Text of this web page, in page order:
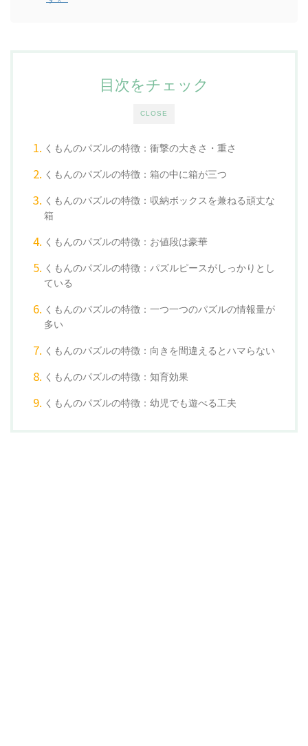
CLOSE
目次をチェック
くもんのパズルの特徴：衝撃の大きさ・重さ
くもんのパズルの特徴： 箱の中に箱が三つ
くもんのパズルの特徴：収納ボックスを兼ねる頑丈な
箱
くもんのパズルの特徴：お値段は豪華
くもんのパズルの特徴：パズルピースがしっかりとし
ている
くもんのパズルの特徴：一つ一つのパズルの情報量が
多い
くもんのパズルの特徴：向きを間違えるとハマらない
くもんのパズルの特徴：知育効果
くもんのパズルの特徴：幼児でも遊べる工夫